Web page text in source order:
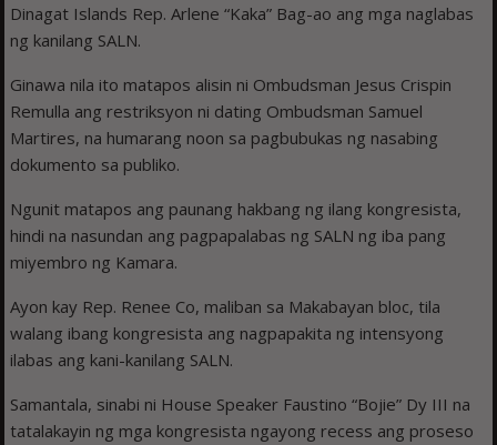
Dinagat Islands Rep. Arlene “Kaka” Bag-ao ang mga naglabas
ng kanilang SALN.
Ginawa nila ito matapos alisin ni Ombudsman Jesus Crispin
Remulla ang restriksyon ni dating Ombudsman Samuel
Martires, na humarang noon sa pagbubukas ng nasabing
dokumento sa publiko.
Ngunit matapos ang paunang hakbang ng ilang kongresista,
hindi na nasundan ang pagpapalabas ng SALN ng iba pang
miyembro ng Kamara.
Ayon kay Rep. Renee Co, maliban sa Makabayan bloc, tila
walang ibang kongresista ang nagpapakita ng intensyong
ilabas ang kani-kanilang SALN.
Samantala, sinabi ni House Speaker Faustino “Bojie” Dy III na
tatalakayin ng mga kongresista ngayong recess ang proseso